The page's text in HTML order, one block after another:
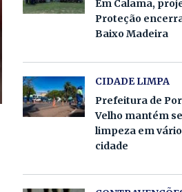
Em Calama,
Proteção
Baixo Madeira
CIDADE LIMPA
Prefeitura de
Velho mantém
limpeza em
cidade